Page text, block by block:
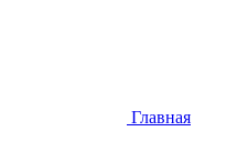
Главная